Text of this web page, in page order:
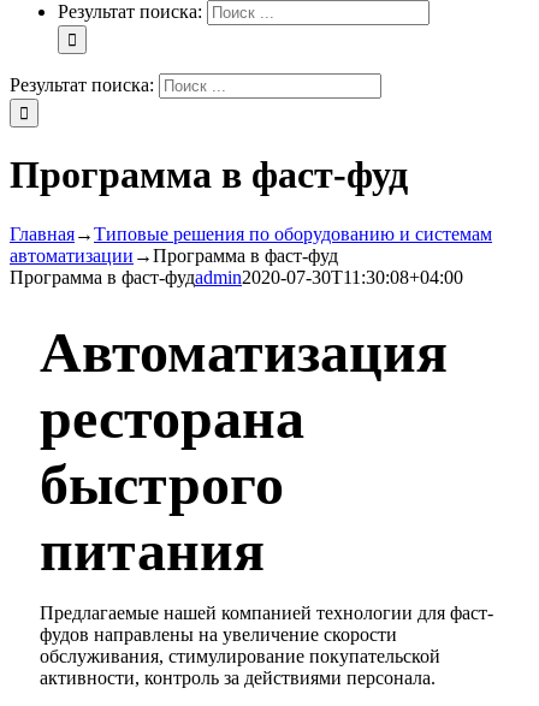
Результат поиска:
Результат поиска:
Программа в фаст-фуд
Главная→Типовые решения по оборудованию и системам
автоматизации →Программа в фаст-фуд
Программа в фаст-фудadmin2020-07-30T11:30:08+04:00
Автоматизация
ресторана
быстрого
питания
Предлагаемые нашей компанией технологии для фаст-
фудов направлены на увеличение скорости
обслуживания, стимулирование покупательской
активности, контроль за действиями персонала.